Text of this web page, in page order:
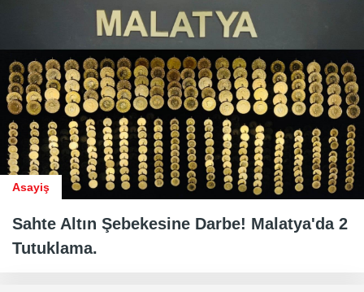
Asayiş
Sahte Altın Şebekesine Darbe! Malatya'da 2
Tutuklama.